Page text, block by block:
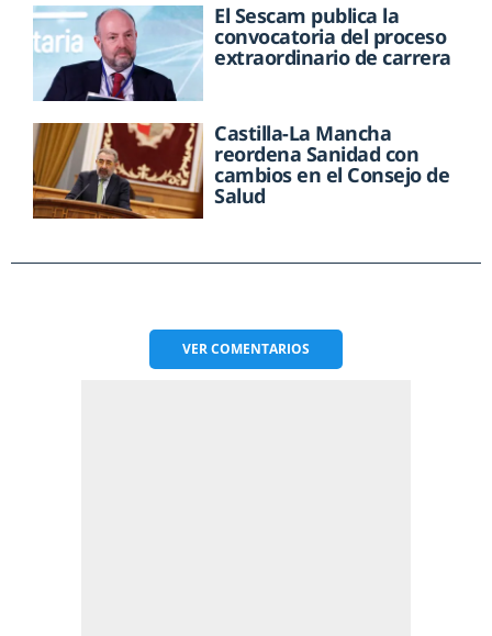
El Sescam publica la
convocatoria del proceso
extraordinario de carrera
Castilla-La Mancha
reordena Sanidad con
cambios en el Consejo de
Salud
VERCOMENTARIOS